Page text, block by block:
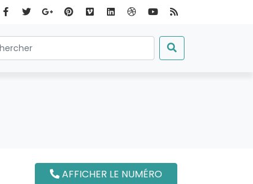
AFFICHER LE NUMÉRO